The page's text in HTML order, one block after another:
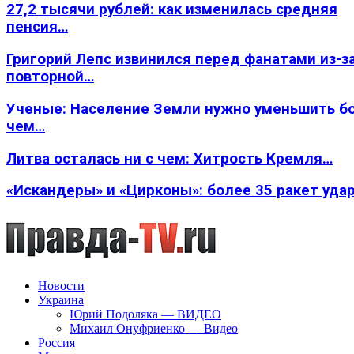
27,2 тысячи рублей: как изменилась средняя
пенсия…
Григорий Лепс извинился перед фанатами из-
повторной…
Ученые: Население Земли нужно уменьшить
чем…
Литва осталась ни с чем: Хитрость Кремля…
«Искандеры» и «Цирконы»: более 35 ракет
Новости
Украина
Юрий Подоляка — ВИДЕО
Михаил Онуфриенко — Видео
Россия